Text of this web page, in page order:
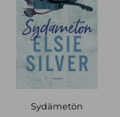
Sydämetön